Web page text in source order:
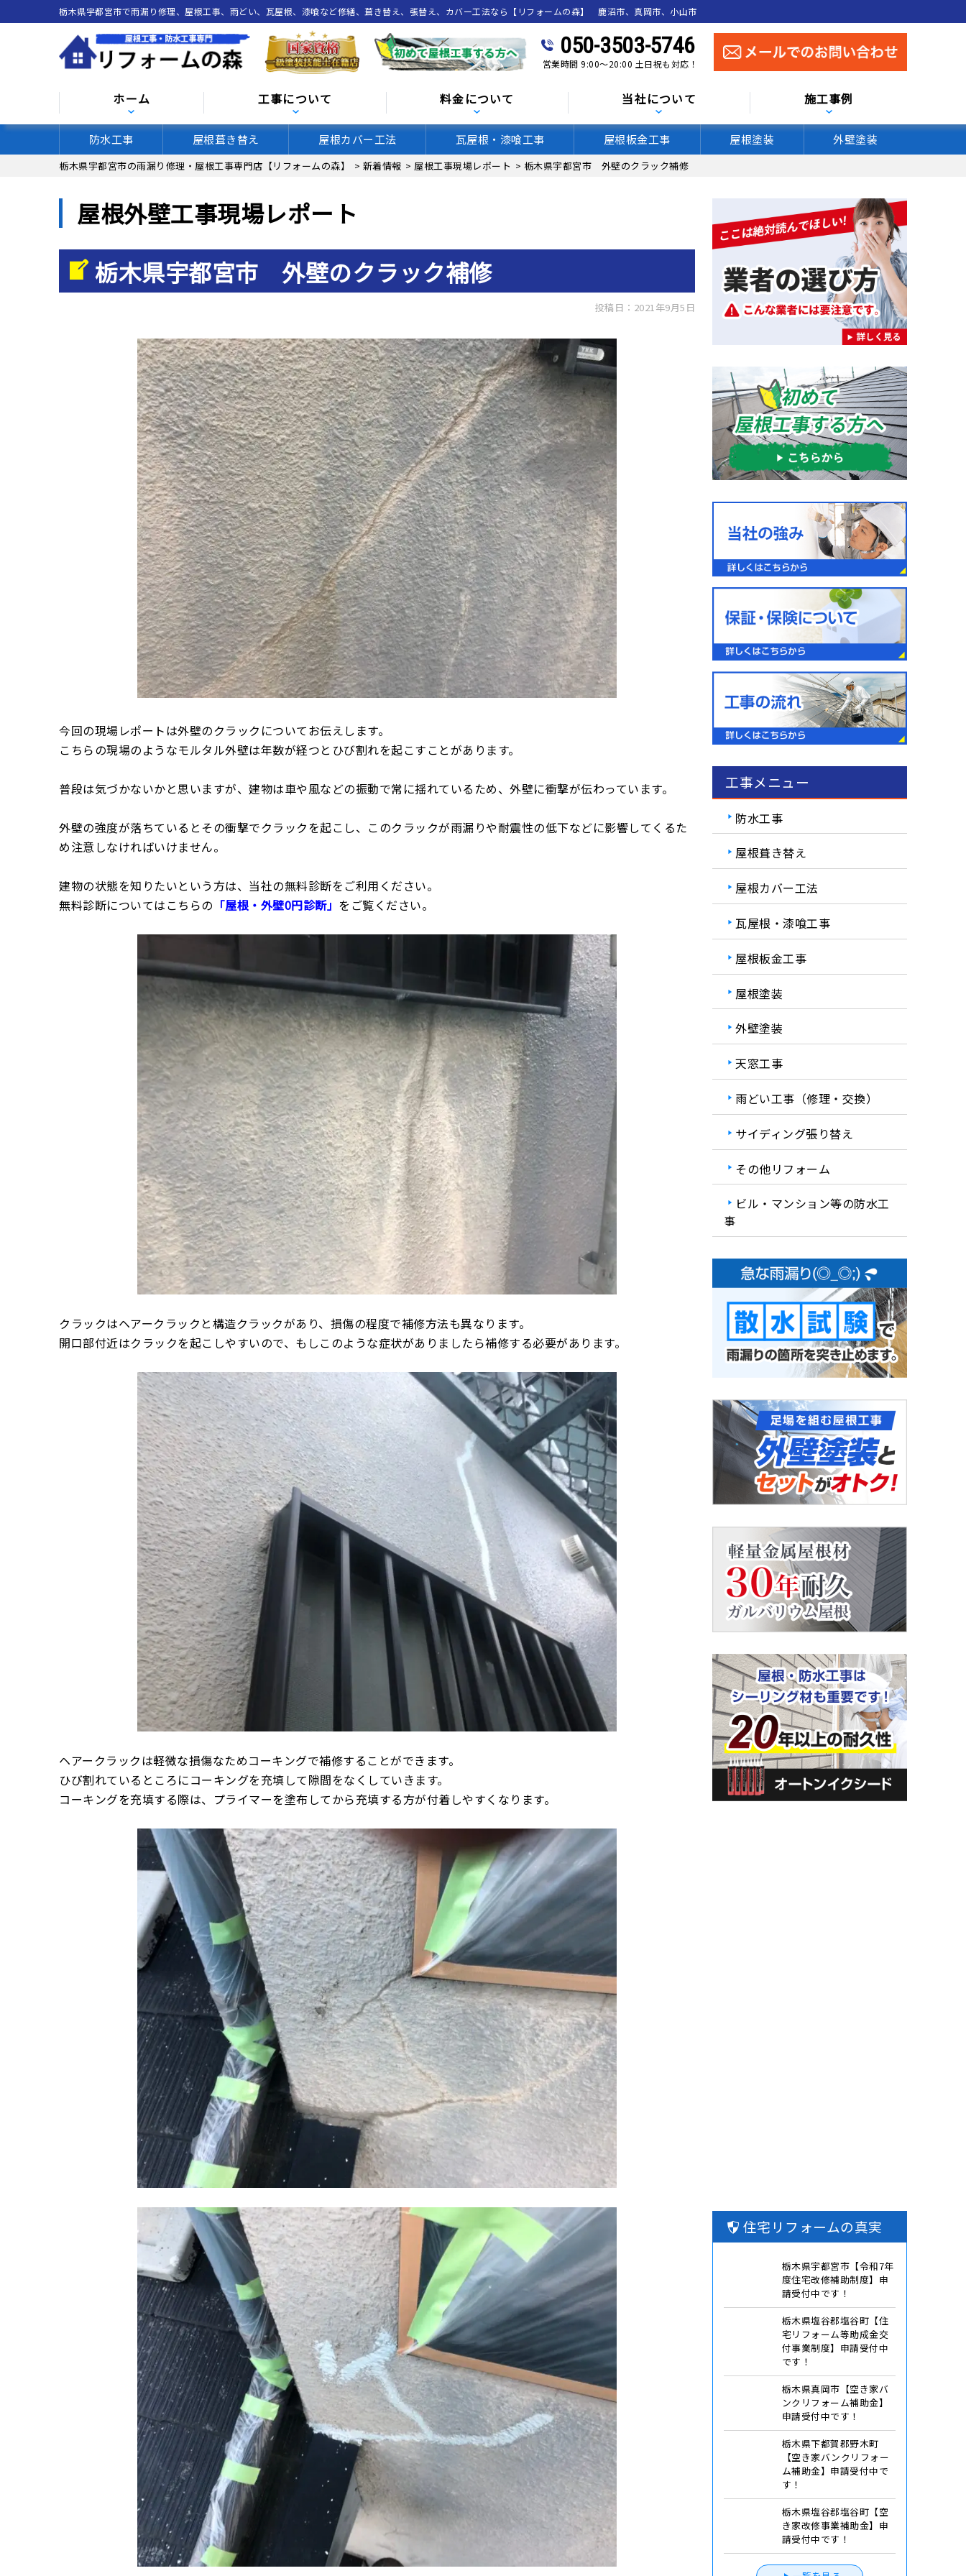
栃木県宇都宮市で雨漏り修理、屋根工事、雨どい、瓦屋根、漆喰など修繕、葺き替え、張替え、カバー工法なら【リフォームの森】 鹿沼市、真岡市、小山市
050-3503-5746
営業時間 9:00～20:00 土日祝も対応！
ホーム 工事について 料金について 当社について 施工事例
防水工事 屋根葺き替え 屋根カバー工法 瓦屋根・漆喰工事 屋根板金工事 屋根塗装 外壁塗装
栃木県宇都宮市の雨漏り修理・屋根工事専門店【リフォームの森】 > 新着情報 > 屋根工事現場レポート > 栃木県宇都宮市 外壁のクラック補修
屋根外壁工事現場レポート
栃木県宇都宮市 外壁のクラック補修
投稿日：2021年9月5日
今回の現場レポートは外壁のクラックについてお伝えします。
こちらの現場のようなモルタル外壁は年数が経つとひび割れを起こすことがあります。
普段は気づかないかと思いますが、建物は車や風などの振動で常に揺れているため、外壁に衝撃が伝わっています。
外壁の強度が落ちているとその衝撃でクラックを起こし、このクラックが雨漏りや耐震性の低下などに影響してくるた
め注意しなければいけません。
建物の状態を知りたいという方は、当社の無料診断をご利用ください。
無料診断についてはこちらの 「屋根・外壁0円診断」 をご覧ください。
クラックはヘアークラックと構造クラックがあり、損傷の程度で補修方法も異なります。
開口部付近はクラックを起こしやすいので、もしこのような症状がありましたら補修する必要があります。
ヘアークラックは軽微な損傷なためコーキングで補修することができます。
ひび割れているところにコーキングを充填して隙間をなくしていきます。
コーキングを充填する際は、プライマーを塗布してから充填する方が付着しやすくなります。
工事メニュー
防水工事
屋根葺き替え
屋根カバー工法
瓦屋根・漆喰工事
屋根板金工事
屋根塗装
外壁塗装
天窓工事
雨どい工事（修理・交換）
サイディング張り替え
その他リフォーム
ビル・マンション等の防水工
事
住宅リフォームの真実
栃木県宇都宮市【令和7年
度住宅改修補助制度】申
請受付中です！
栃木県塩谷郡塩谷町【住
宅リフォーム等助成金交
付事業制度】申請受付中
です！
栃木県真岡市【空き家バ
ンクリフォーム補助金】
申請受付中です！
栃木県下都賀郡野木町
【空き家バンクリフォー